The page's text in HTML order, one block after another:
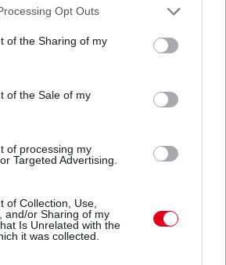
website/app uses one or more Google
or usage behaviour. You may click to
to Google and its third-party tags to
specified purposes in below Google
Opt Outs
of the Sharing of my
of the Sale of my
of processing my
Targeted Advertising.
of Collection, Use,
and/or Sharing of my
Is Unrelated with the
it was collected.
a naptárban, ez a
Az izgalmas, érdekes verseny
egymásnak ütközött a
portugál Joao Ferreira
a regnáló címvédő Lucas
autó sem került túl jó
után, mindkettejük
ezzel...
.
a Man TT-n,